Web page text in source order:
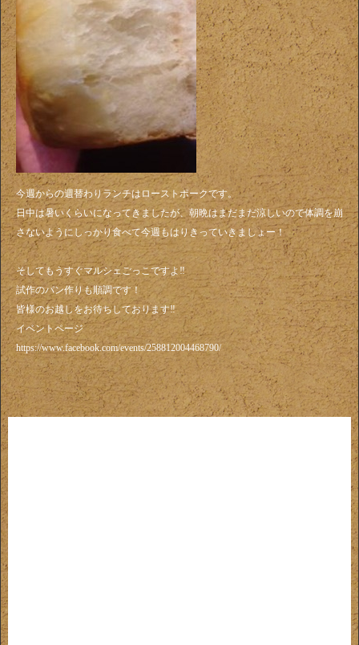
今週からの週替わりランチはローストポークです。
日中は暑いくらいになってきましたが、朝晩はまだまだ涼しいので体調を崩
さないようにしっかり食べて今週もはりきっていきましょー！
そしてもうすぐマルシェごっこですよ‼️
試作のパン作りも順調です！
皆様のお越しをお待ちしております‼️
イベントページ
https://www.facebook.com/events/258812004468790/